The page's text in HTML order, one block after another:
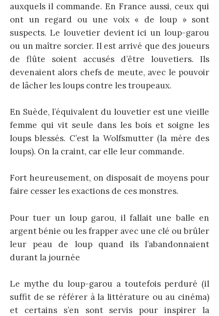
auxquels il commande. En France aussi, ceux qui
ont un regard ou une voix « de loup » sont
suspects. Le louvetier devient ici un loup-garou
ou un maître sorcier. Il est arrivé que des joueurs
de flûte soient accusés d’être louvetiers. Ils
devenaient alors chefs de meute, avec le pouvoir
de lâcher les loups contre les troupeaux.
En Suède, l’équivalent du louvetier est une vieille
femme qui vit seule dans les bois et soigne les
loups blessés. C’est la Wolfsmutter (la mère des
loups). On la craint, car elle leur commande.
Fort heureusement, on disposait de moyens pour
faire cesser les exactions de ces monstres.
Pour tuer un loup garou, il fallait une balle en
argent bénie ou les frapper avec une clé ou brûler
leur peau de loup quand ils l’abandonnaient
durant la journée
Le mythe du loup-garou a toutefois perduré (il
suffit de se référer à la littérature ou au cinéma)
et certains s’en sont servis pour inspirer la